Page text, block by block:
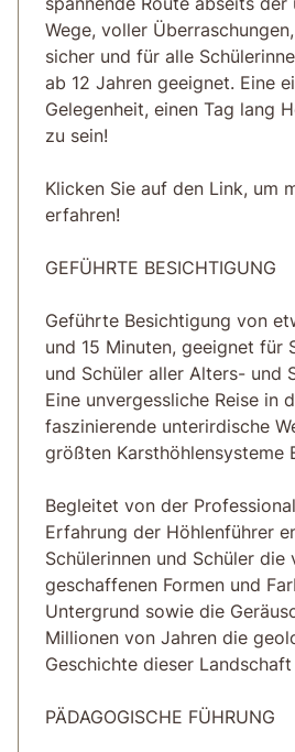
Wege, voller
sicher und für alle
ab 12 Jahren geeignet. Eine
Gelegenheit, einen Tag lang
zu sein!
Klicken Sie auf den Link, um
erfahren!
GEFÜHRTE BESICHTIGUNG
Geführte Besichtigung von
und 15 Minuten, geeignet für
und Schüler aller Alters- und
Eine unvergessliche Reise in
faszinierende unterirdische
größten Karsthöhlensysteme
Begleitet von der
Erfahrung der Höhlenführer
Schülerinnen und Schüler die
geschaffenen Formen und
Untergrund sowie die
Millionen von Jahren die
Geschichte dieser
PÄDAGOGISCHE FÜHRUNG